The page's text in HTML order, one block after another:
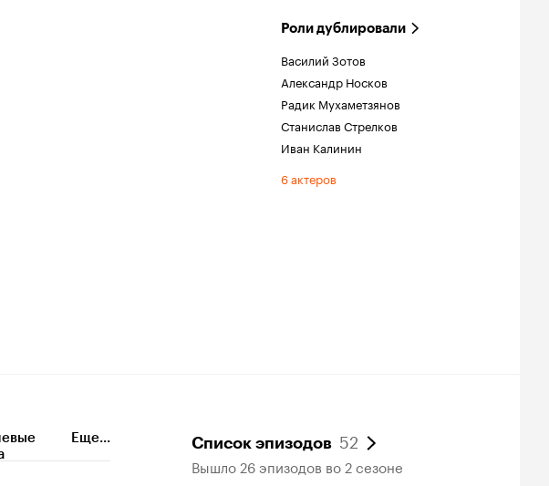
Роли дублировали
Василий Зотов
Александр Носков
Радик Мухаметзянов
Станислав Стрелков
Иван Калинин
6 актеров
Еще... Список эпизодов 52
Вышло 26 эпизодов во 2 сезоне